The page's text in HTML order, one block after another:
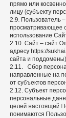
прямо или
лицу (субъекту
2.9. Пользователь
просматривающее
использование
2.10. Сайт – сайт
адресу https://
сайта и
2.11. Сбор
направленные на
от субъектов
2.12. Субъект
персональные
целей настоящей
понимаются